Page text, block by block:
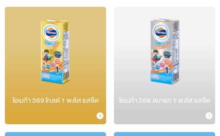
โอเมก้า 369 โกลด์ 1 พลัส รสจืด โอเมก้า 369 สมาร์ท 1 พลัส รสจืด